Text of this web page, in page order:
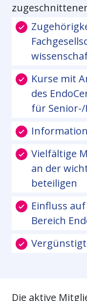
Kurse mit
des
für
Vielfältige
an der
beteiligen
Einfluss
Bereich
Die aktive